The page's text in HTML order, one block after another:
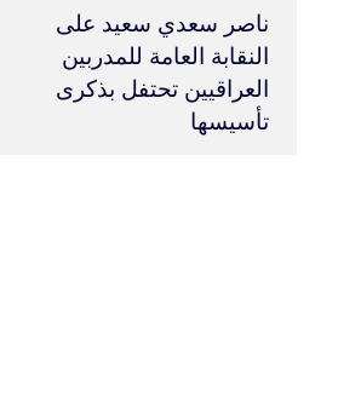
ناصر سعدي سعيد على
النقابة العامة للمدربين
العراقيين تحتفل بذكرى
تأسيسها